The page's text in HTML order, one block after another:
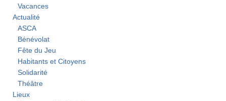
Vacances
Actualité
ASCA
Bénévolat
Fête du Jeu
Habitants et Citoyens
Solidarité
Théâtre
Lieux